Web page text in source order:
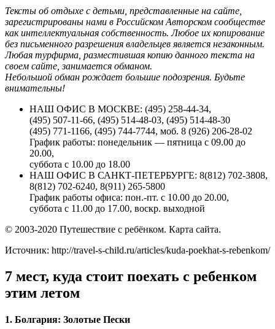
Тексты об отдыхе с детьми, представленные на сайте,
зарегистрированы нами в Российском Авторском сообществе
как интеллектуальная собственность. Любое их копирование
без письменного разрешения владельцев является незаконным.
Любая турфирма, разместившая копию данного текста на
своем сайте, занимается обманом.
Небольшой обман рождает большие подозрения. Будьте
внимательны!
НАШ ОФИС В МОСКВЕ: (495) 258-44-34,
(495) 507-11-66, (495) 514-48-03, (495) 514-48-30
(495) 771-1166, (495) 744-7744, моб. 8 (926) 206-28-02
График работы: понедельник — пятница с 09.00 до
20.00,
суббота с 10.00 до 18.00
НАШ ОФИС В САНКТ-ПЕТЕРБУРГЕ: 8(812) 702-3808,
8(812) 702-6240, 8(911) 265-5800
График работы офиса: пон.-пт. с 10.00 до 20.00,
суббота с 11.00 до 17.00, воскр. выходной
© 2003-2020 Путешествие с ребёнком. Карта сайта.
Источник: http://travel-s-child.ru/articles/kuda-poekhat-s-rebenkom/
7 мест, куда стоит поехать с ребенком
этим летом
1.​ Болгария: Золотые Пески